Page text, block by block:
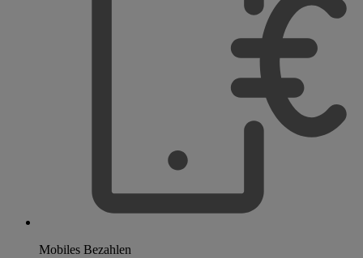
Mobiles Bezahlen